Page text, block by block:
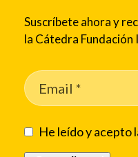
Suscríbete ahora y
la Cátedra
He leído y acepto